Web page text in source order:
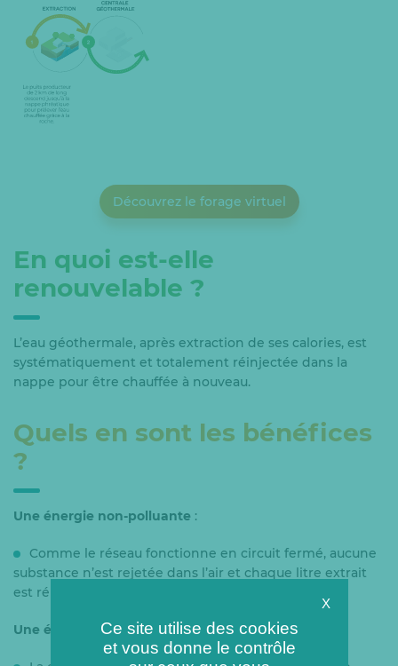
Découvrez le forage virtuel
En quoi est-elle
renouvelable ?
L’eau géothermale, après extraction de ses calories, est
systématiquement et totalement réinjectée dans la
nappe pour être chauffée à nouveau.
Quels en sont les bénéfices
?
Une énergie non-polluante :
Comme le réseau fonctionne en circuit fermé, aucune
substance n’est rejetée dans l’air et chaque litre extrait
est réinjecté dans son milieu naturel.
Une énergie locale et écologique:
X
Ce site utilise des cookies
et vous donne le contrôle